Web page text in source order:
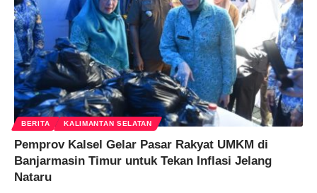
BERITA KALIMANTAN SELATAN
Pemprov Kalsel Gelar Pasar Rakyat UMKM di
Banjarmasin Timur untuk Tekan Inflasi Jelang
Nataru